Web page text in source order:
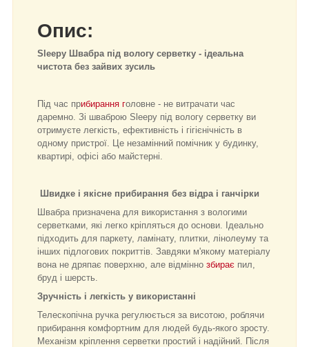
Опис:
Sleepy Швабра під вологу серветку - ідеальна
чистота без зайвих зусиль
Під час прибирання головне - не витрачати час
даремно. Зі шваброю Sleepy під вологу серветку ви
отримуєте легкість, ефективність і гігієнічність в
одному пристрої. Це незамінний помічник у будинку,
квартирі, офісі або майстерні.
Швидке і якісне прибирання без відра і ганчірки
Швабра призначена для використання з вологими
серветками, які легко кріпляться до основи. Ідеально
підходить для паркету, ламінату, плитки, лінолеуму та
інших підлогових покриттів. Завдяки м'якому матеріалу
вона не дряпає поверхню, але відмінно збирає пил,
бруд і шерсть.
Зручність і легкість у використанні
Телескопічна ручка регулюється за висотою, роблячи
прибирання комфортним для людей будь-якого зросту.
Механізм кріплення серветки простий і надійний. Після